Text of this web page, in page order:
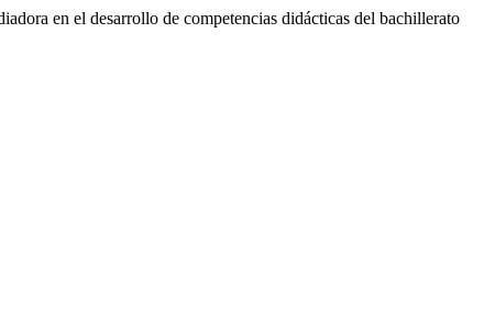
en el desarrollo de competencias didácticas del bachillerato